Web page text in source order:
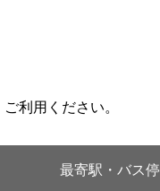
利用ください。
最寄駅・バス停